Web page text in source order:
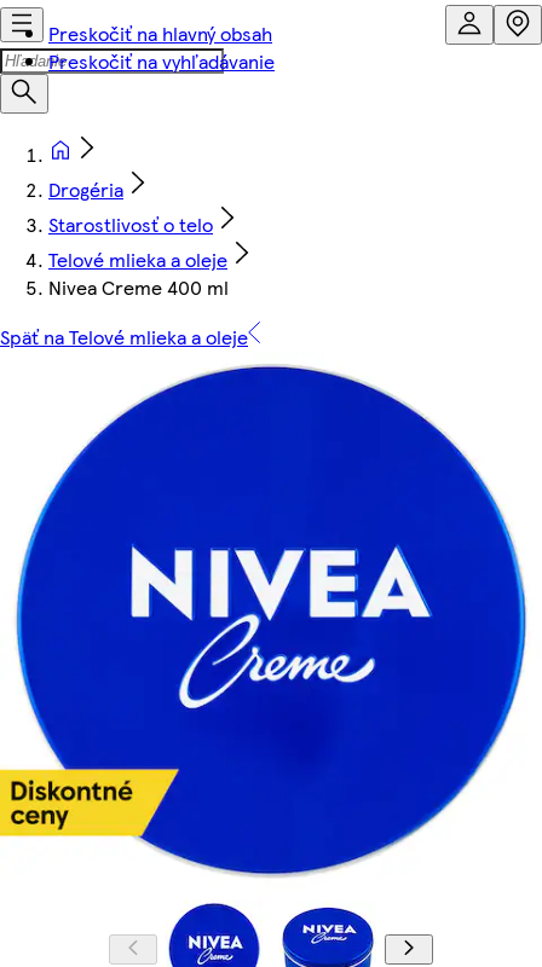
Preskočiť na hlavný obsah
Preskočiť na vyhľadávanie
Drogéria
Starostlivosť o telo
Telové mlieka a oleje
Nivea Creme 400 ml
Späť na Telové mlieka a oleje